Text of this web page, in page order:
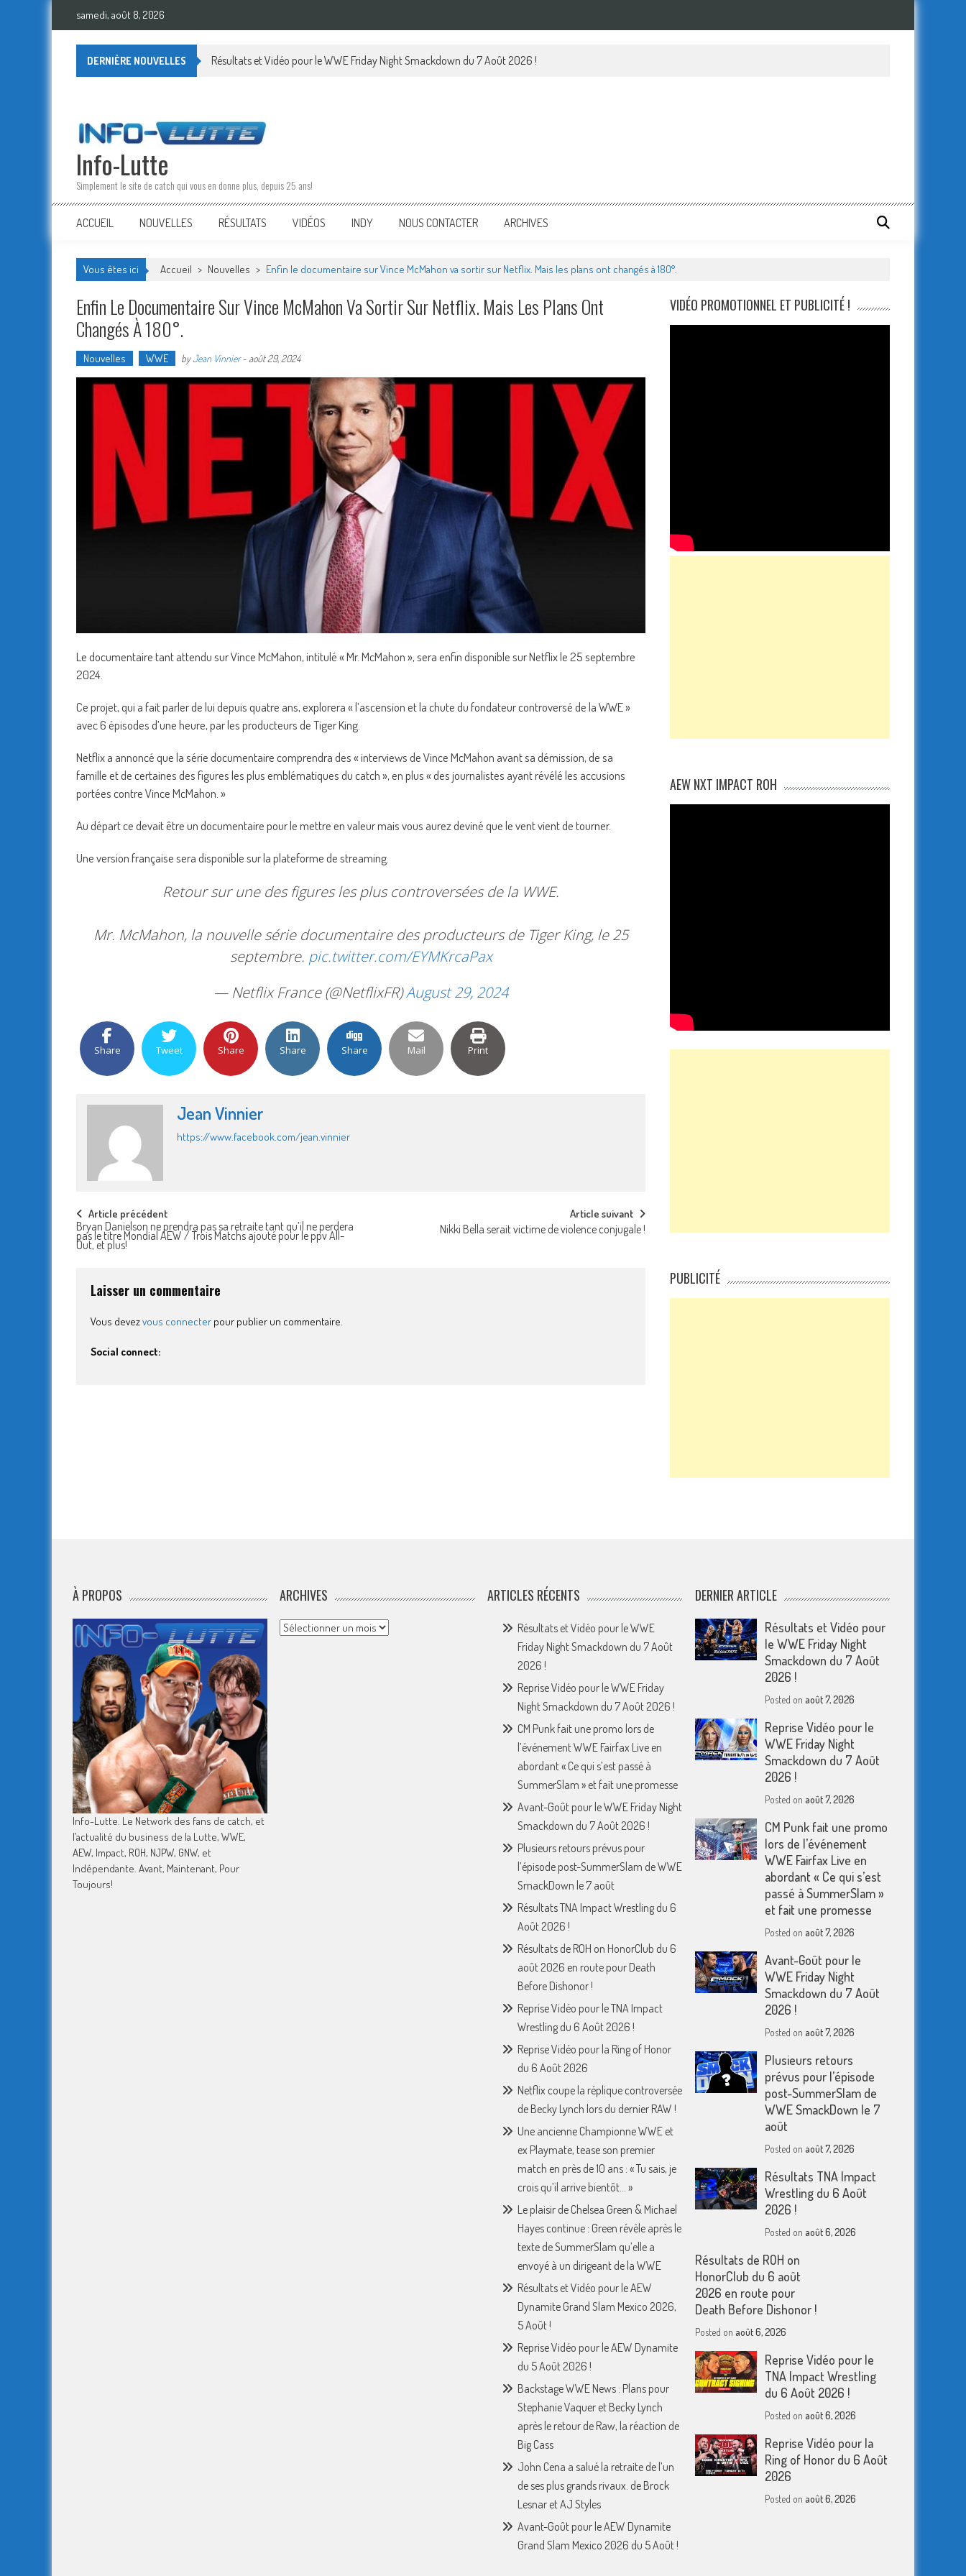
Skip
samedi, août 8, 2026
DERNIÈRE NOUVELLES Résultats et Vidéo pour le WWE Friday Night Smackdown du 7 Août 2026 !
Info-Lutte
Simplement le site de catch qui vous en donne plus, depuis 25 ans!
ACCUEIL NOUVELLES RÉSULTATS VIDÉOS INDY NOUS CONTACTER ARCHIVES
Vous êtes ici Accueil > Nouvelles > Enfin le documentaire sur Vince McMahon va sortir sur Netflix. Mais les plans ont changés à 180°.
Enfin Le Documentaire Sur Vince McMahon Va Sortir Sur Netflix. Mais Les Plans Ont
Changés À 180°.
Nouvelles WWE byJean Vinnier- août 29, 2024
Le documentaire tant attendu sur Vince McMahon, intitulé « Mr. McMahon », sera enfin disponible sur Netflix le 25 septembre
2024.
Ce projet, qui a fait parler de lui depuis quatre ans, explorera « l’ascension et la chute du fondateur controversé de la WWE »
avec 6 épisodes d’une heure, par les producteurs de Tiger King.
Netflix a annoncé que la série documentaire comprendra des « interviews de Vince McMahon avant sa démission, de sa
famille et de certaines des figures les plus emblématiques du catch », en plus « des journalistes ayant révélé les accusions
portées contre Vince McMahon. »
Au départ ce devait être un documentaire pour le mettre en valeur mais vous aurez deviné que le vent vient de tourner.
Une version française sera disponible sur la plateforme de streaming.
Retour sur une des figures les plus controversées de la WWE.
Mr. McMahon, la nouvelle série documentaire des producteurs de Tiger King, le 25
septembre. pic.twitter.com/EYMKrcaPax
— Netflix France (@NetflixFR)August 29, 2024
Share Tweet Share Share Share Mail Print
Jean Vinnier
https://www.facebook.com/jean.vinnier
Post
navigation
Article précédent
Bryan Danielson ne prendra pas sa retraite tant qu’il ne perdera
pas le titre Mondial AEW / Trois Matchs ajouté pour le ppv All-
Out, et plus!
Article suivant
Nikki Bella serait victime de violence conjugale !
Laisser un commentaire
Vous devezvous connecter pour publier un commentaire.
Social connect:
VIDÉO PROMOTIONNEL ET PUBLICITÉ !
AEW NXT IMPACT ROH
PUBLICITÉ
À PROPOS
Info-Lutte. Le Network des fans de catch, et
l’actualité du business de la Lutte, WWE,
AEW, Impact, ROH, NJPW, GNW, et
Indépendante. Avant, Maintenant, Pour
Toujours!
ARCHIVES
Archives
ARTICLES RÉCENTS
Résultats et Vidéo pour le WWE
Friday Night Smackdown du 7 Août
2026 !
Reprise Vidéo pour le WWE Friday
Night Smackdown du 7 Août 2026 !
CM Punk fait une promo lors de
l’événement WWE Fairfax Live en
abordant « Ce qui s’est passé à
SummerSlam » et fait une promesse
Avant-Goût pour le WWE Friday Night
Smackdown du 7 Août 2026 !
Plusieurs retours prévus pour
l’épisode post-SummerSlam de WWE
SmackDown le 7 août
Résultats TNA Impact Wrestling du 6
Août 2026 !
Résultats de ROH on HonorClub du 6
août 2026 en route pour Death
Before Dishonor !
Reprise Vidéo pour le TNA Impact
Wrestling du 6 Août 2026 !
Reprise Vidéo pour la Ring of Honor
du 6 Août 2026
Netflix coupe la réplique controversée
de Becky Lynch lors du dernier RAW !
Une ancienne Championne WWE et
ex Playmate, tease son premier
match en près de 10 ans : « Tu sais, je
crois qu’il arrive bientôt… »
Le plaisir de Chelsea Green & Michael
Hayes continue : Green révèle après le
texte de SummerSlam qu’elle a
envoyé à un dirigeant de la WWE
Résultats et Vidéo pour le AEW
Dynamite Grand Slam Mexico 2026,
5 Août !
Reprise Vidéo pour le AEW Dynamite
du 5 Août 2026 !
Backstage WWE News : Plans pour
Stephanie Vaquer et Becky Lynch
après le retour de Raw, la réaction de
Big Cass
John Cena a salué la retraite de l’un
de ses plus grands rivaux. de Brock
Lesnar et AJ Styles
Avant-Goût pour le AEW Dynamite
Grand Slam Mexico 2026 du 5 Août !
DERNIER ARTICLE
Résultats et Vidéo pour
le WWE Friday Night
Smackdown du 7 Août
2026 !
Posted on août 7, 2026
Reprise Vidéo pour le
WWE Friday Night
Smackdown du 7 Août
2026 !
Posted on août 7, 2026
CM Punk fait une promo
lors de l’événement
WWE Fairfax Live en
abordant « Ce qui s’est
passé à SummerSlam »
et fait une promesse
Posted on août 7, 2026
Avant-Goût pour le
WWE Friday Night
Smackdown du 7 Août
2026 !
Posted on août 7, 2026
Plusieurs retours
prévus pour l’épisode
post-SummerSlam de
WWE SmackDown le 7
août
Posted on août 7, 2026
Résultats TNA Impact
Wrestling du 6 Août
2026 !
Posted on août 6, 2026
Résultats de ROH on
HonorClub du 6 août
2026 en route pour
Death Before Dishonor !
Posted on août 6, 2026
Reprise Vidéo pour le
TNA Impact Wrestling
du 6 Août 2026 !
Posted on août 6, 2026
Reprise Vidéo pour la
Ring of Honor du 6 Août
2026
Posted on août 6, 2026